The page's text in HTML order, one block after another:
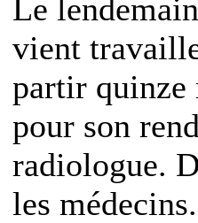
Le
vient
partir quinze
pour son
radiologue.
les médecins.